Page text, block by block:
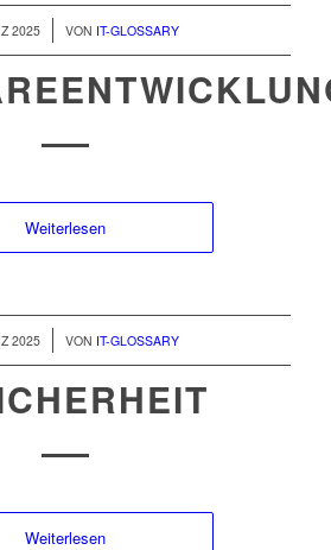
2025 VON IT-GLOSSARY
Weiterlesen
2025 VON IT-GLOSSARY
Weiterlesen